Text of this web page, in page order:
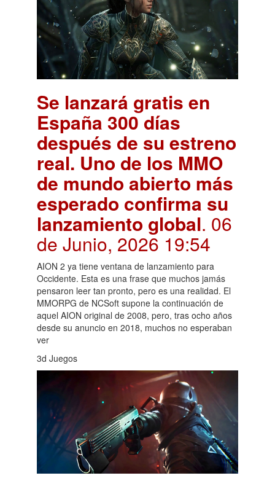
Se lanzará gratis en
España 300 días
después de su estreno
real. Uno de los MMO
de mundo abierto más
esperado confirma su
lanzamiento global. 06
de Junio, 2026 19:54
AION 2 ya tiene ventana de lanzamiento para
Occidente. Esta es una frase que muchos jamás
pensaron leer tan pronto, pero es una realidad. El
MMORPG de NCSoft supone la continuación de
aquel AION original de 2008, pero, tras ocho años
desde su anuncio en 2018, muchos no esperaban
ver
3d Juegos